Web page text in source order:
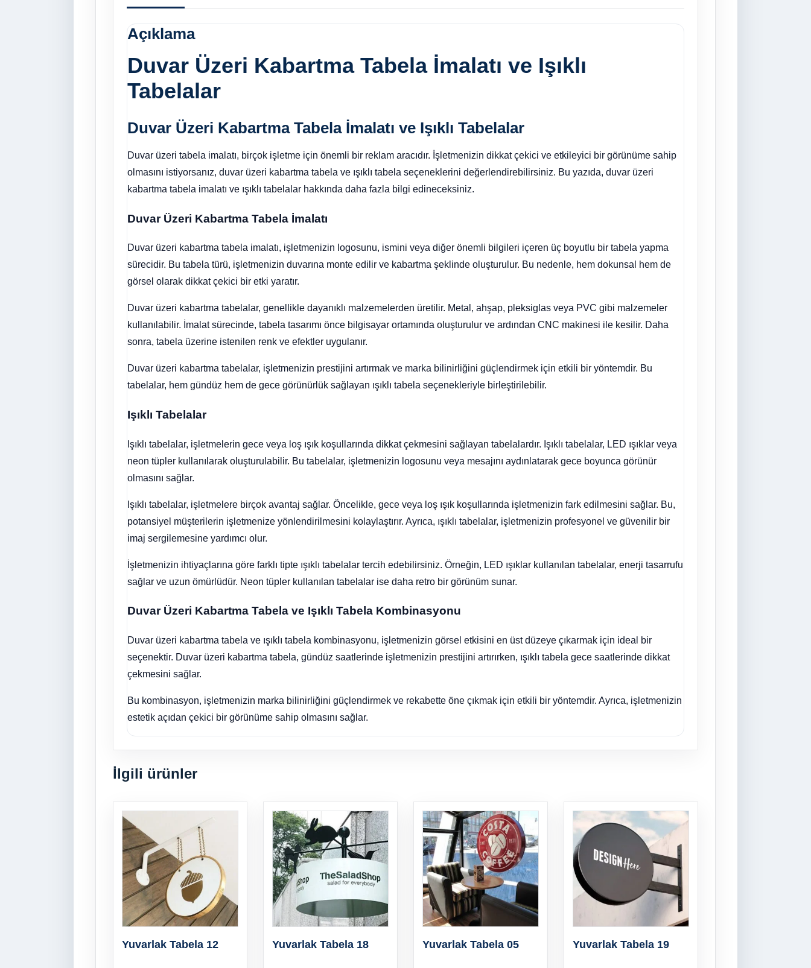
Açıklama
Duvar Üzeri Kabartma Tabela İmalatı ve Işıklı
Tabelalar
Duvar Üzeri Kabartma Tabela İmalatı ve Işıklı Tabelalar
Duvar üzeri tabela imalatı, birçok işletme için önemli bir reklam aracıdır. İşletmenizin dikkat çekici ve etkileyici bir görünüme sahip
olmasını istiyorsanız, duvar üzeri kabartma tabela ve ışıklı tabela seçeneklerini değerlendirebilirsiniz. Bu yazıda, duvar üzeri
kabartma tabela imalatı ve ışıklı tabelalar hakkında daha fazla bilgi edineceksiniz.
Duvar Üzeri Kabartma Tabela İmalatı
Duvar üzeri kabartma tabela imalatı, işletmenizin logosunu, ismini veya diğer önemli bilgileri içeren üç boyutlu bir tabela yapma
sürecidir. Bu tabela türü, işletmenizin duvarına monte edilir ve kabartma şeklinde oluşturulur. Bu nedenle, hem dokunsal hem de
görsel olarak dikkat çekici bir etki yaratır.
Duvar üzeri kabartma tabelalar, genellikle dayanıklı malzemelerden üretilir. Metal, ahşap, pleksiglas veya PVC gibi malzemeler
kullanılabilir. İmalat sürecinde, tabela tasarımı önce bilgisayar ortamında oluşturulur ve ardından CNC makinesi ile kesilir. Daha
sonra, tabela üzerine istenilen renk ve efektler uygulanır.
Duvar üzeri kabartma tabelalar, işletmenizin prestijini artırmak ve marka bilinirliğini güçlendirmek için etkili bir yöntemdir. Bu
tabelalar, hem gündüz hem de gece görünürlük sağlayan ışıklı tabela seçenekleriyle birleştirilebilir.
Işıklı Tabelalar
Işıklı tabelalar, işletmelerin gece veya loş ışık koşullarında dikkat çekmesini sağlayan tabelalardır. Işıklı tabelalar, LED ışıklar veya
neon tüpler kullanılarak oluşturulabilir. Bu tabelalar, işletmenizin logosunu veya mesajını aydınlatarak gece boyunca görünür
olmasını sağlar.
Işıklı tabelalar, işletmelere birçok avantaj sağlar. Öncelikle, gece veya loş ışık koşullarında işletmenizin fark edilmesini sağlar. Bu,
potansiyel müşterilerin işletmenize yönlendirilmesini kolaylaştırır. Ayrıca, ışıklı tabelalar, işletmenizin profesyonel ve güvenilir bir
imaj sergilemesine yardımcı olur.
İşletmenizin ihtiyaçlarına göre farklı tipte ışıklı tabelalar tercih edebilirsiniz. Örneğin, LED ışıklar kullanılan tabelalar, enerji tasarrufu
sağlar ve uzun ömürlüdür. Neon tüpler kullanılan tabelalar ise daha retro bir görünüm sunar.
Duvar Üzeri Kabartma Tabela ve Işıklı Tabela Kombinasyonu
Duvar üzeri kabartma tabela ve ışıklı tabela kombinasyonu, işletmenizin görsel etkisini en üst düzeye çıkarmak için ideal bir
seçenektir. Duvar üzeri kabartma tabela, gündüz saatlerinde işletmenizin prestijini artırırken, ışıklı tabela gece saatlerinde dikkat
çekmesini sağlar.
Bu kombinasyon, işletmenizin marka bilinirliğini güçlendirmek ve rekabette öne çıkmak için etkili bir yöntemdir. Ayrıca, işletmenizin
estetik açıdan çekici bir görünüme sahip olmasını sağlar.
İlgili ürünler
Yuvarlak Tabela 12 Yuvarlak Tabela 18 Yuvarlak Tabela 05 Yuvarlak Tabela 19